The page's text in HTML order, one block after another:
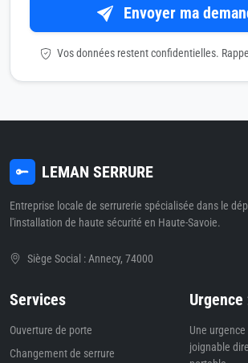
Envoyer ma
Vos données restent confidentielles.
LEMAN SERRURE
Entreprise locale de serrurerie spécialisée dans le
l'installation de haute sécurité en Haute-Savoie.
Siège Social : Annecy, 74000
Services
Ouverture de porte
Changement de serrure
Une
joignable